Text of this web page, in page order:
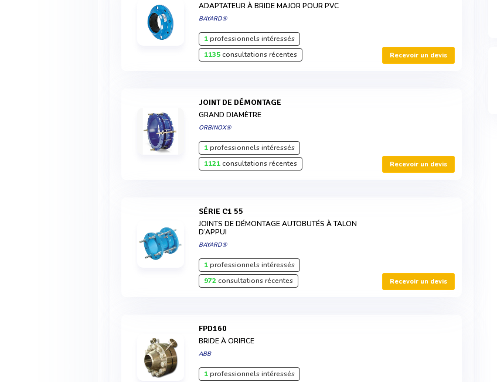
ADAPTATEUR À BRIDE MAJOR POUR PVC
BAYARD®
1professionnels intéressés
1135consultations récentes Recevoir un devis
JOINT DE DÉMONTAGE
GRAND DIAMÈTRE
ORBINOX®
1professionnels intéressés
1121consultations récentes Recevoir un devis
SÉRIE C1 55
JOINTS DE DÉMONTAGE AUTOBUTÉS À TALON
D’APPUI
BAYARD®
1professionnels intéressés
972consultations récentes Recevoir un devis
FPD160
BRIDE À ORIFICE
ABB
1professionnels intéressés